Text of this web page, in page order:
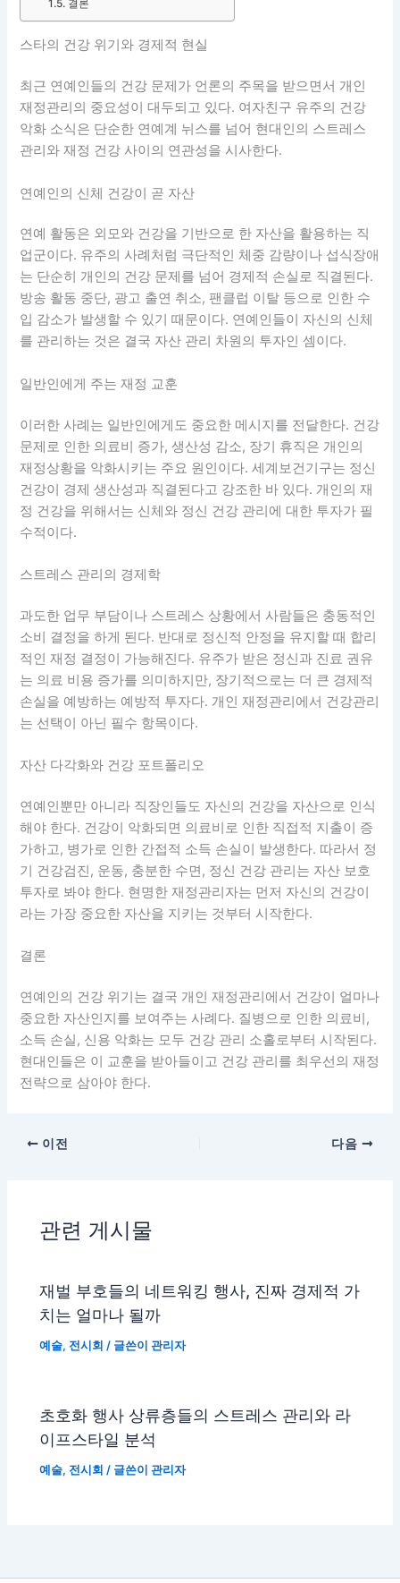
결론
스타의 건강 위기와 경제적 현실
최근 연예인들의 건강 문제가 언론의 주목을 받으면서 개인
재정관리의 중요성이 대두되고 있다. 여자친구 유주의 건강
악화 소식은 단순한 연예계 뉘스를 넘어 현대인의 스트레스
관리와 재정 건강 사이의 연관성을 시사한다.
연예인의 신체 건강이 곧 자산
연예 활동은 외모와 건강을 기반으로 한 자산을 활용하는 직
업군이다. 유주의 사례처럼 극단적인 체중 감량이나 섭식장애
는 단순히 개인의 건강 문제를 넘어 경제적 손실로 직결된다.
방송 활동 중단, 광고 출연 취소, 팬클럽 이탈 등으로 인한 수
입 감소가 발생할 수 있기 때문이다. 연예인들이 자신의 신체
를 관리하는 것은 결국 자산 관리 차원의 투자인 셈이다.
일반인에게 주는 재정 교훈
이러한 사례는 일반인에게도 중요한 메시지를 전달한다. 건강
문제로 인한 의료비 증가, 생산성 감소, 장기 휴직은 개인의
재정상황을 악화시키는 주요 원인이다. 세계보건기구는 정신
건강이 경제 생산성과 직결된다고 강조한 바 있다. 개인의 재
정 건강을 위해서는 신체와 정신 건강 관리에 대한 투자가 필
수적이다.
스트레스 관리의 경제학
과도한 업무 부담이나 스트레스 상황에서 사람들은 충동적인
소비 결정을 하게 된다. 반대로 정신적 안정을 유지할 때 합리
적인 재정 결정이 가능해진다. 유주가 받은 정신과 진료 권유
는 의료 비용 증가를 의미하지만, 장기적으로는 더 큰 경제적
손실을 예방하는 예방적 투자다. 개인 재정관리에서 건강관리
는 선택이 아닌 필수 항목이다.
자산 다각화와 건강 포트폴리오
연예인뿐만 아니라 직장인들도 자신의 건강을 자산으로 인식
해야 한다. 건강이 악화되면 의료비로 인한 직접적 지출이 증
가하고, 병가로 인한 간접적 소득 손실이 발생한다. 따라서 정
기 건강검진, 운동, 충분한 수면, 정신 건강 관리는 자산 보호
투자로 봐야 한다. 현명한 재정관리자는 먼저 자신의 건강이
라는 가장 중요한 자산을 지키는 것부터 시작한다.
결론
연예인의 건강 위기는 결국 개인 재정관리에서 건강이 얼마나
중요한 자산인지를 보여주는 사례다. 질병으로 인한 의료비,
소득 손실, 신용 악화는 모두 건강 관리 소홀로부터 시작된다.
현대인들은 이 교훈을 받아들이고 건강 관리를 최우선의 재정
전략으로 삼아야 한다.
이전 다음
관련 게시물
재벌 부호들의 네트워킹 행사, 진짜 경제적 가
치는 얼마나 될까
예술, 전시회 / 글쓴이관리자
초호화 행사 상류층들의 스트레스 관리와 라
이프스타일 분석
예술, 전시회 / 글쓴이관리자